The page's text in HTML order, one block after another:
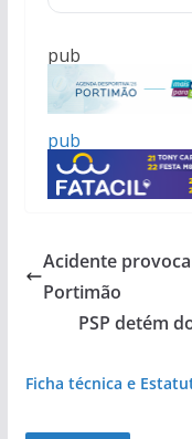
pub
pub
pub
Acidente
Portimão
PSP detém
Ficha técnica e